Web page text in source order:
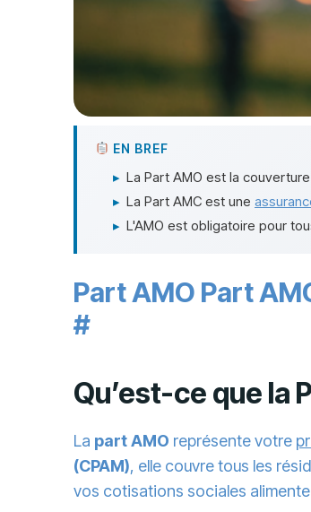
EN BREF
▸ La Part AMO est la
▸ La Part AMC est une
▸ L'AMO est obligatoire pour
Part AMO Part
#
Qu’est-ce que la
La part AMO représente votre
(CPAM), elle couvre tous les
vos cotisations sociales